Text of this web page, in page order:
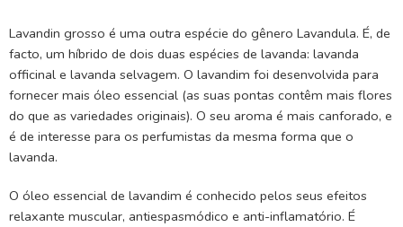
Lavandin grosso é uma outra espécie do gênero Lavandula. É, de
facto, um híbrido de dois duas espécies de lavanda: lavanda
officinal e lavanda selvagem. O lavandim foi desenvolvida para
fornecer mais óleo essencial (as suas pontas contêm mais flores
do que as variedades originais). O seu aroma é mais canforado, e
é de interesse para os perfumistas da mesma forma que o
lavanda.
O óleo essencial de lavandim é conhecido pelos seus efeitos
relaxante muscular, antiespasmódico e anti-inflamatório. É